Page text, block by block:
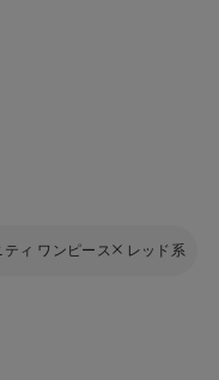
ティ ワンピース レッド系